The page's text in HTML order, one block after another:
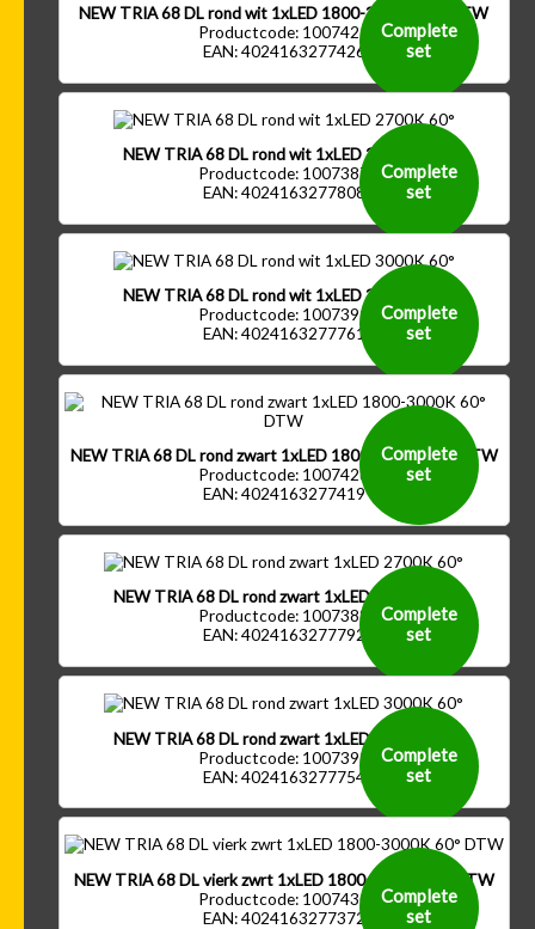
NEW TRIA 68 DL rond wit 1xLED 1800-3000K 60° DTW
Productcode: 1007425
EAN: 4024163277426
Complete
set
NEW TRIA 68 DL rond wit 1xLED 2700K 60°
Productcode: 1007387
EAN: 4024163277808
Complete
set
NEW TRIA 68 DL rond wit 1xLED 3000K 60°
Productcode: 1007391
EAN: 4024163277761
Complete
set
NEW TRIA 68 DL rond zwart 1xLED 1800-3000K 60° DTW
Productcode: 1007426
EAN: 4024163277419
Complete
set
NEW TRIA 68 DL rond zwart 1xLED 2700K 60°
Productcode: 1007388
EAN: 4024163277792
Complete
set
NEW TRIA 68 DL rond zwart 1xLED 3000K 60°
Productcode: 1007392
EAN: 4024163277754
Complete
set
NEW TRIA 68 DL vierk zwrt 1xLED 1800-3000K 60° DTW
Productcode: 1007430
EAN: 4024163277372
Complete
set